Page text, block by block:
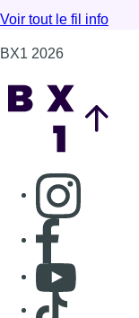
Lire l'article
Voir tout le fil info
BX1 2026
Consulter
Consulter
Consulter